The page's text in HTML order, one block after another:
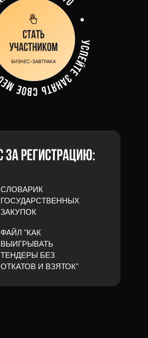
СЛОВАРИК
ГОСУДАРСТВЕННЫХ
ЗАКУПОК
ФАЙЛ "КАК
ВЫИГРЫВАТЬ
ТЕНДЕРЫ БЕЗ
ОТКАТОВ И ВЗЯТОК"